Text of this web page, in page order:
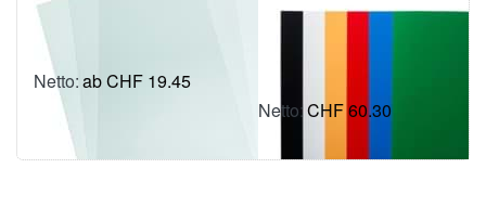
Klarsichtfolien,
glasklar
ab CHF 19.45
inkl. MWSt.: CHF 21.03
Umschlagdeckel,
CHF 60.30